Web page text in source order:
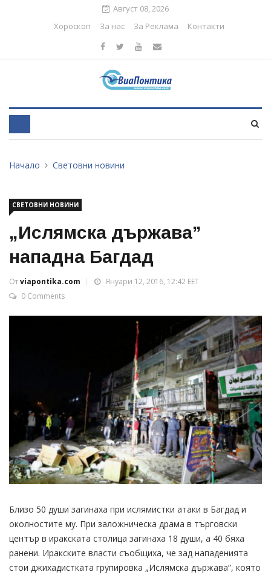
Август 08, 2026
Хороскоп
За нас За Реклама Контакти
Начало Световни новини
СВЕТОВНИ НОВИНИ
„Ислямска държава”
нападна Багдад
Отviapontika.com
Януари 12, 2016, 12:42 EET
0 Comments
Близо 50 души загинаха при ислямистки атаки в Багдад и
околностите му. При заложническа драма в търговски
център в иракската столица загинаха 18 души, а 40 бяха
ранени. Иракските власти съобщиха, че зад нападенията
стои джихадистката групировка „Ислямска държава”, която